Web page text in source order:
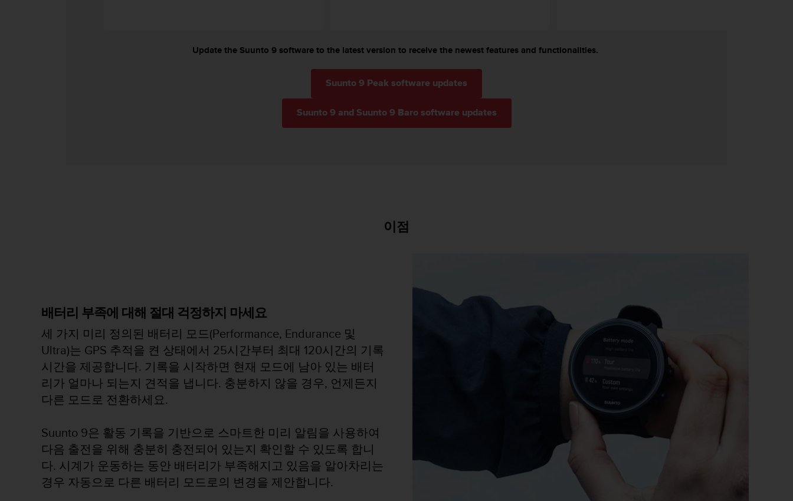
Update the Suunto 9 software to the latest version to receive the newest features and functionalities.
Suunto 9 Peak software updates
Suunto 9 and Suunto 9 Baro software updates
이점
배터리 부족에 대해 절대 걱정하지 마세요
세 가지 미리 정의된 배터리 모드(Performance, Endurance 및
Ultra)는 GPS 추적을 켠 상태에서 25시간부터 최대 120시간의 기록
시간을 제공합니다. 기록을 시작하면 현재 모드에 남아 있는 배터
리가 얼마나 되는지 견적을 냅니다. 충분하지 않을 경우, 언제든지
다른 모드로 전환하세요.
Suunto 9은 활동 기록을 기반으로 스마트한 미리 알림을 사용하여
다음 출전을 위해 충분히 충전되어 있는지 확인할 수 있도록 합니
다. 시계가 운동하는 동안 배터리가 부족해지고 있음을 알아차리는
경우 자동으로 다른 배터리 모드로의 변경을 제안합니다.